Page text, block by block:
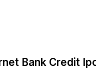
Bank Credit